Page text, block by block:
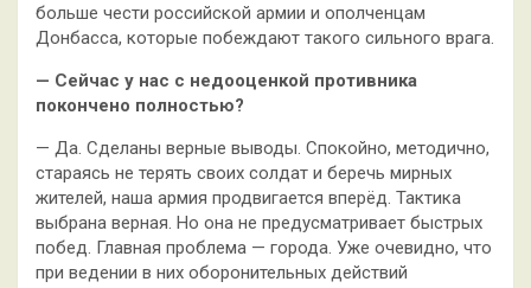
больше чести российской армии и ополченцам
Донбасса, которые побеждают такого сильного врага.
— Сейчас у нас с недооценкой противника
покончено полностью?
— Да. Сделаны верные выводы. Спокойно, методично,
стараясь не терять своих солдат и беречь мирных
жителей, наша армия продвигается вперёд. Тактика
выбрана верная. Но она не предусматривает быстрых
побед. Главная проблема — города. Уже очевидно, что
при ведении в них оборонительных действий